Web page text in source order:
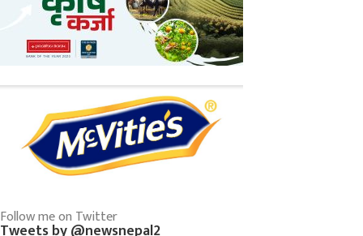
Follow me on Twitter